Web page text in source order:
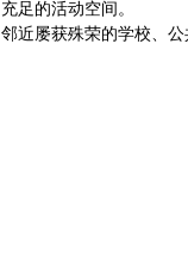
足的活动空间。
近屡获殊荣的学校、